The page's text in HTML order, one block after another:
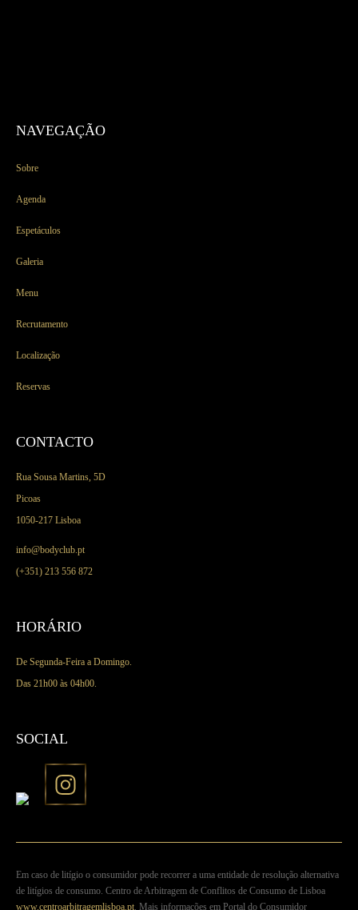
NAVEGAÇÃO
Sobre
Agenda
Espetáculos
Galeria
Menu
Recrutamento
Localização
Reservas
CONTACTO
Rua Sousa Martins, 5D
Picoas
1050-217 Lisboa
info@bodyclub.pt
(+351) 213 556 872
HORÁRIO
De Segunda-Feira a Domingo.
Das 21h00 às 04h00.
SOCIAL
Em caso de litígio o consumidor pode recorrer a uma entidade de resolução alternativa
de litígios de consumo. Centro de Arbitragem de Conflitos de Consumo de Lisboa
www.centroarbitragemlisboa.pt. Mais informações em Portal do Consumidor